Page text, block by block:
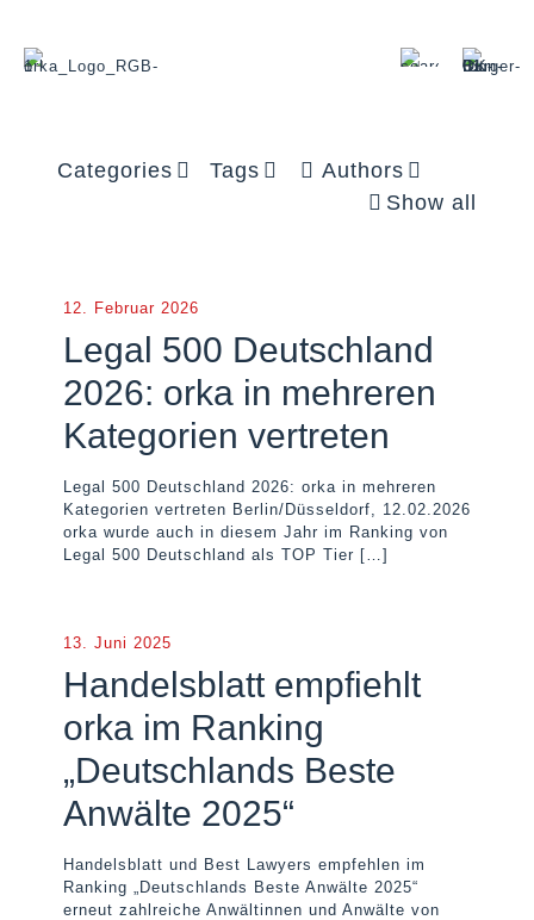
Categories Tags
Authors
Show all
12. Februar 2026
Legal 500 Deutschland
2026: orka in mehreren
Kategorien vertreten
Legal 500 Deutschland 2026: orka in mehreren
Kategorien vertreten Berlin/Düsseldorf, 12.02.2026
orka wurde auch in diesem Jahr im Ranking von
Legal 500 Deutschland als TOP Tier […]
13. Juni 2025
Handelsblatt empfiehlt
orka im Ranking
„Deutschlands Beste
Anwälte 2025“
Handelsblatt und Best Lawyers empfehlen im
Ranking „Deutschlands Beste Anwälte 2025“
erneut zahlreiche Anwältinnen und Anwälte von